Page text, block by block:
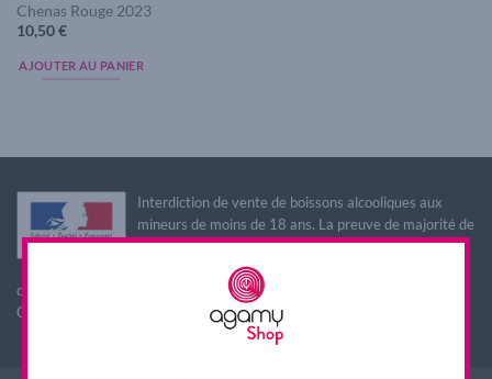
Chenas Rouge 2023
10,50€
AJOUTER AU PANIER
Interdiction de vente de boissons alcooliques aux
mineurs de moins de 18 ans. La preuve de majorité de
l'acheteur est exigée au moment de la vente en ligne.
L'abus d'alcool est dangereux pour la santé, à
consommer avec modération
CODE DE LA SANTE PUBLIQUE, ART. L. 3342-1 et L. 3353-3